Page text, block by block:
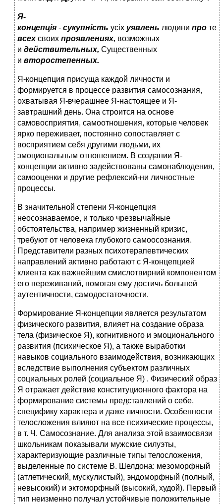
Я-
концепція - сукупність усіх уявлень людини про те,
всехсвоих проявлениях, возможных
и действительных, Существенных
и второстепенных.
Я-концепция присуща каждой личности и
формируется в процессе развития самосознания,
охватывая Я-вчерашнее Я-настоящее и Я-
завтрашний день. Она строится на основе
самовосприятия, самоотношения, которые человек
ярко переживает, постоянно сопоставляет с
восприятием себя другими людьми, их
эмоциональным отношением. В создании Я-
концепции активно задействованы самонаблюдения,
самооценки и другие рефлексий-ни личностные
процессы.
В значительной степени Я-концепция
неосознаваемое, и только чрезвычайные
обстоятельства, например жизненный кризис,
требуют от человека глубокого самоосознания.
Представители разных психотерапевтических
направлений активно работают с Я-концепцией
клиента как важнейшим смислотвирний компонентом
его переживаний, помогая ему достичь большей
аутентичности, самодостаточности.
Формирование Я-концепции является результатом
физического развития, влияет на создание образа
тела (физическое Я), когнитивного и эмоционального
развития (психическое Я), а также выработки
навыков социального взаимодействия, возникающих
вследствие выполнения субъектом различных
социальных ролей (социальное Я) . Физический образ
Я отражает действие конституционного фактора на
формирование системы представлений о себе,
специфику характера и даже личности. Особенности
телосложения влияют на все психические процессы,
в т. Ч. Самосознание. Для анализа этой взаимосвязи
школьникам показывали мужские силуэты,
характеризующие различные типы телосложения,
выделенные по системе В. Шелдона: мезоморфный
(атлетический, мускулистый), эндоморфный (полный,
невысокий) и эктоморфный (высокий, худой). Первый
тип неизменно получал устойчивые положительные